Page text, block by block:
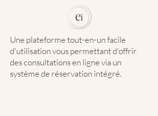
Une plateforme tout-en-un facile
d'utilisation vous permettant d'offrir
des consultations en ligne via un
système de réservation intégré.